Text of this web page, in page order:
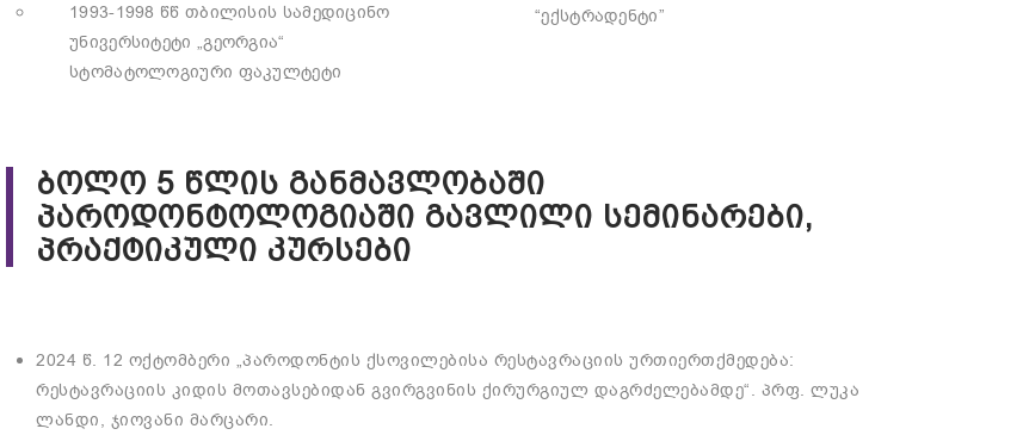
1993-1998 წწ თბილისის სამედიცინო
უნივერსიტეტი „გეორგია“
სტომატოლოგიური ფაკულტეტი
“ექსტრადენტი”
ბოლო 5 წლის განმავლობაში
პაროდონტოლოგიაში გავლილი სემინარები,
პრაქტიკული კურსები
2024 წ. 12 ოქტომბერი „პაროდონტის ქსოვილებისა რესტავრაციის ურთიერთქმედება:
რესტავრაციის კიდის მოთავსებიდან გვირგვინის ქირურგიულ დაგრძელებამდე“. პრფ. ლუკა
ლანდი, ჯიოვანი მარცარი.